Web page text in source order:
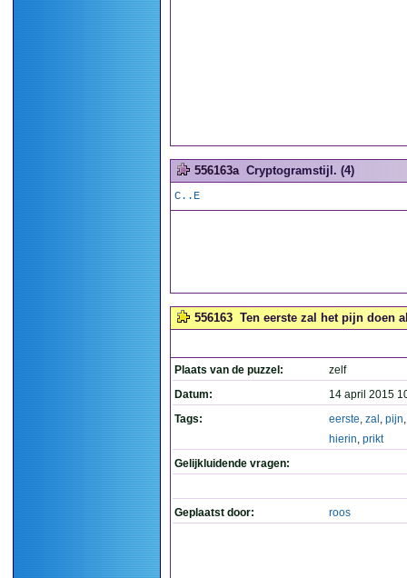
556163a Cryptogramstijl. (4)
C..E
556163 Ten eerste zal het pijn doen
Plaats van de puzzel:
zelf
Datum:
14 april 2015
Tags:
eerste, zal , pijn
hierin, prikt
Gelijkluidende vragen:
Geplaatst door: roos